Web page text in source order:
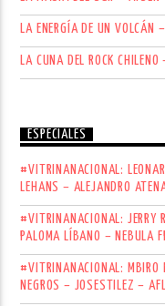
LA ENERGÍA DE UN VOLCÁN
LA CUNA DEL ROCK
ESPECIALES
#VITRINANACIONAL:
LEHANS – ALEJANDRO
#VITRINANACIONAL: JERRY
PALOMA LÍBANO – NEBULA
#VITRINANACIONAL: MBIRO
NEGROS – JOSESTILEZ –